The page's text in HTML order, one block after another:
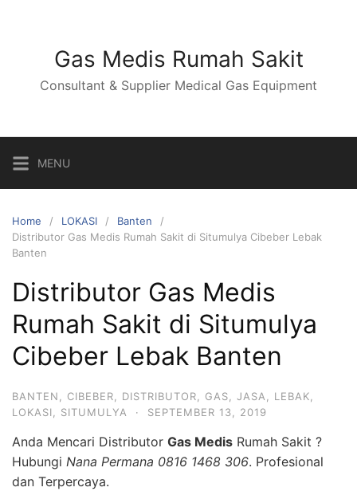
Gas Medis Rumah Sakit
Consultant & Supplier Medical Gas Equipment
MENU
Home LOKASI
Banten
Distributor Gas Medis Rumah Sakit di Situmulya Cibeber Lebak
Banten
Distributor Gas Medis
Rumah Sakit di Situmulya
Cibeber Lebak Banten
BANTEN CIBEBER DISTRIBUTOR GAS JASA LEBAK
LOKASI
SITUMULYA · SEPTEMBER 13, 2019
Anda Mencari Distributor Gas Medis Rumah Sakit ?
Hubungi Nana Permana 0816 1468 306. Profesional
dan Terpercaya.